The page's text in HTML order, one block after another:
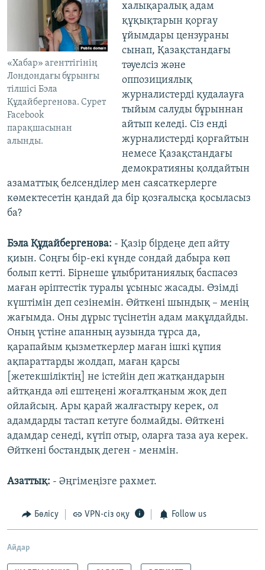
«Хабар» агенттігінің
Лондондағы бұрынғы
тілшісі Бэла
Құдайбергенова. Сурет
Facebook
парақшасынан
алынды.
халықаралық адам
құқықтарын қорғау
ұйымдары цензураны
сынап, Қазақстандағы
тәуелсіз және
оппозициялық
журналистерді қудалауға
тыйым салуды бұрыннан
айтып келеді. Сіз енді
журналистерді қорғайтын
немесе Қазақстандағы
демократияны қолдайтын
азаматтық белсенділер мен саясаткерлерге
көмектесетін қандай да бір қозғалысқа қосыласыз
ба?
Бэла Құдайбергенова: - Қазір бірдеңе деп айту
қиын. Соңғы бір-екі күнде сондай дабыра көп
болып кетті. Бірнеше ұлыбританиялық баспасөз
маған әріптестік туралы ұсыныс жасады. Өзімді
күштімін деп сезінемін. Өйткені шындық – менің
жағымда. Оны дұрыс түсінетін адам мақұлдайды.
Оның үстіне апанның аузында тұрса да,
қарапайым қызметкерлер маған ішкі құпия
ақпараттарды жолдап, маған қарсы
[жетекшіліктің] не істейін деп жатқандарын
айтқанда әлі ештеңені жоғалтқаным жоқ деп
ойлайсың. Ары қарай жалғастыру керек, ол
адамдарды тастап кетуге болмайды. Өйткені
адамдар сенеді, күтіп отыр, оларға таза ауа керек.
Өйткені бостандық деген - менмін.
Азаттық: - Әңгімеңізге рахмет.
Бөлісу VPN-сіз оқу Follow us
Айдар